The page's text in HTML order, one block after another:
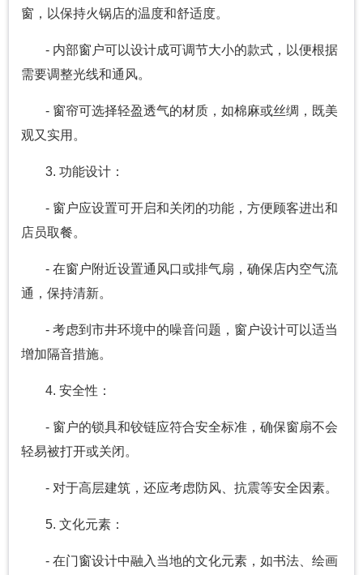
窗，以保持火锅店的温度和舒适度。
- 内部窗户可以设计成可调节大小的款式，以便根据
需要调整光线和通风。
- 窗帘可选择轻盈透气的材质，如棉麻或丝绸，既美
观又实用。
3. 功能设计：
- 窗户应设置可开启和关闭的功能，方便顾客进出和
店员取餐。
- 在窗户附近设置通风口或排气扇，确保店内空气流
通，保持清新。
- 考虑到市井环境中的噪音问题，窗户设计可以适当
增加隔音措施。
4. 安全性：
- 窗户的锁具和铰链应符合安全标准，确保窗扇不会
轻易被打开或关闭。
- 对于高层建筑，还应考虑防风、抗震等安全因素。
5. 文化元素：
- 在门窗设计中融入当地的文化元素，如书法、绘画